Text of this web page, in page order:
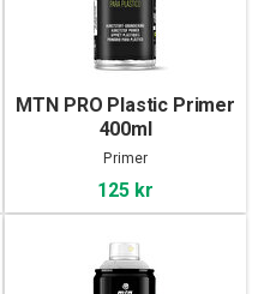
MTN PRO Plastic Primer
400ml
Primer
125 kr